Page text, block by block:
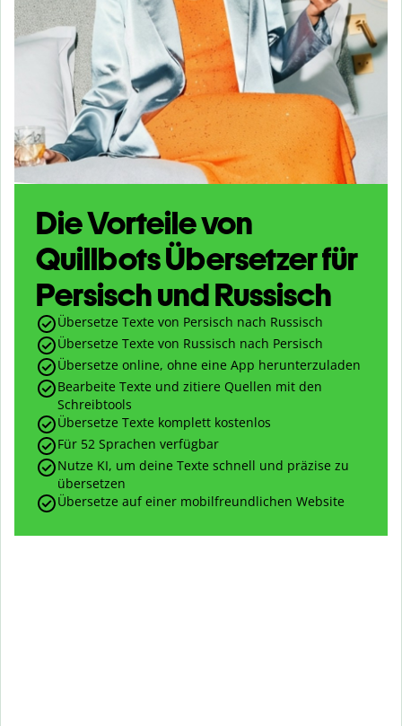
Die Vorteile von
Quillbots Übersetzer für
Persisch und Russisch
Übersetze Texte von Persisch nach Russisch
Übersetze Texte von Russisch nach Persisch
Übersetze online, ohne eine App herunterzuladen
Bearbeite Texte und zitiere Quellen mit den
Schreibtools
Übersetze Texte komplett kostenlos
Für 52 Sprachen verfügbar
Nutze KI, um deine Texte schnell und präzise zu
übersetzen
Übersetze auf einer mobilfreundlichen Website